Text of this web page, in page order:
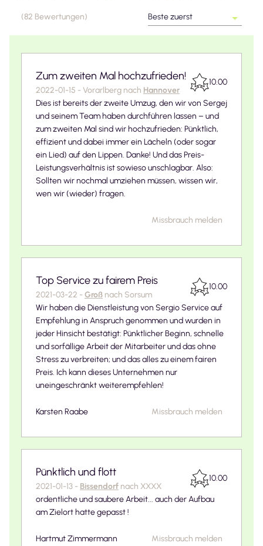
(82 Bewertungen) Beste zuerst
Zum zweiten Mal hochzufrieden!
2022-01-15 - Vorarlberg nach Hannover
10.00
Dies ist bereits der zweite Umzug, den wir von Sergej
und seinem Team haben durchführen lassen – und
zum zweiten Mal sind wir hochzufrieden: Pünktlich,
effizient und dabei immer ein Lächeln (oder sogar
ein Lied) auf den Lippen. Danke! Und das Preis-
Leistungsverhältnis ist sowieso unschlagbar. Also:
Sollten wir nochmal umziehen müssen, wissen wir,
wen wir (wieder) fragen.
Missbrauch melden
Top Service zu fairem Preis
2021-03-22 - Groß nach Sorsum
10.00
Wir haben die Dienstleistung von Sergio Service auf
Empfehlung in Anspruch genommen und wurden in
jeder Hinsicht bestätigt: Pünktlicher Beginn, schnelle
und sorfällige Arbeit der Mitarbeiter und das ohne
Stress zu verbreiten; und das alles zu einem fairen
Preis. Ich kann dieses Unternehmen nur
uneingeschränkt weiterempfehlen!
Karsten Raabe Missbrauch melden
Pünktlich und flott
2021-01-13 - Bissendorf nach XXXX
10.00
ordentliche und saubere Arbeit... auch der Aufbau
am Zielort hatte gepasst !
Hartmut Zimmermann Missbrauch melden